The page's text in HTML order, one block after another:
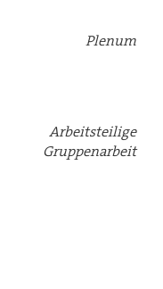
Plenum
Arbeitsteilige
Gruppenarbeit